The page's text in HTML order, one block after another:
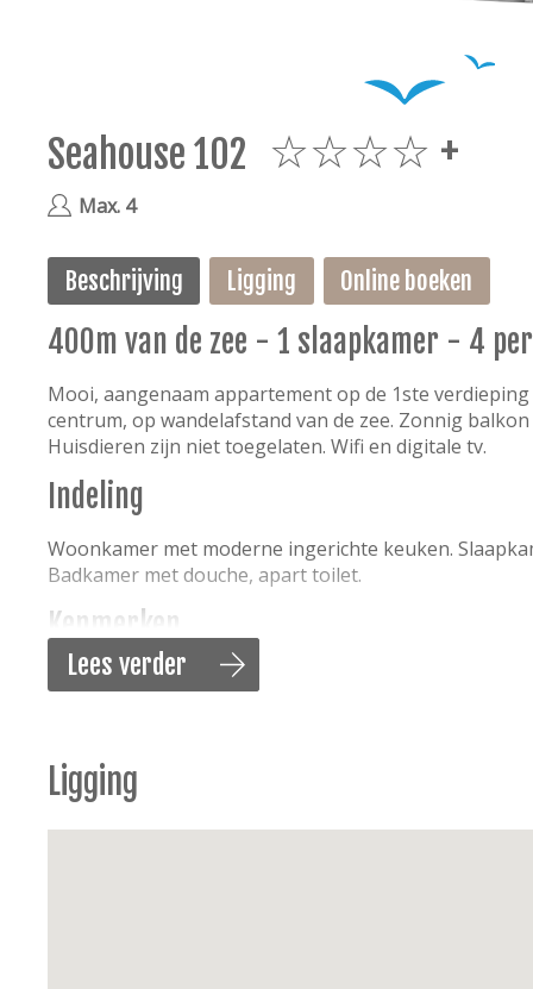
Seahouse 102
Max. 4
Beschrijving Ligging Online boeken
400m van de zee - 1 slaapkamer - 4
Mooi, aangenaam appartement op de 1ste
centrum, op wandelafstand van de zee. Zonnig
Huisdieren zijn niet toegelaten. Wifi en digitale tv.
Indeling
Woonkamer met moderne ingerichte keuken.
Badkamer met douche, apart toilet.
Kenmerken
Audio/multimedia
Slaapkamers:
dekbedden, hoofdkussens aanwezig
Witgoed:wasmachine, stofzuiger
Lees verder
Ligging